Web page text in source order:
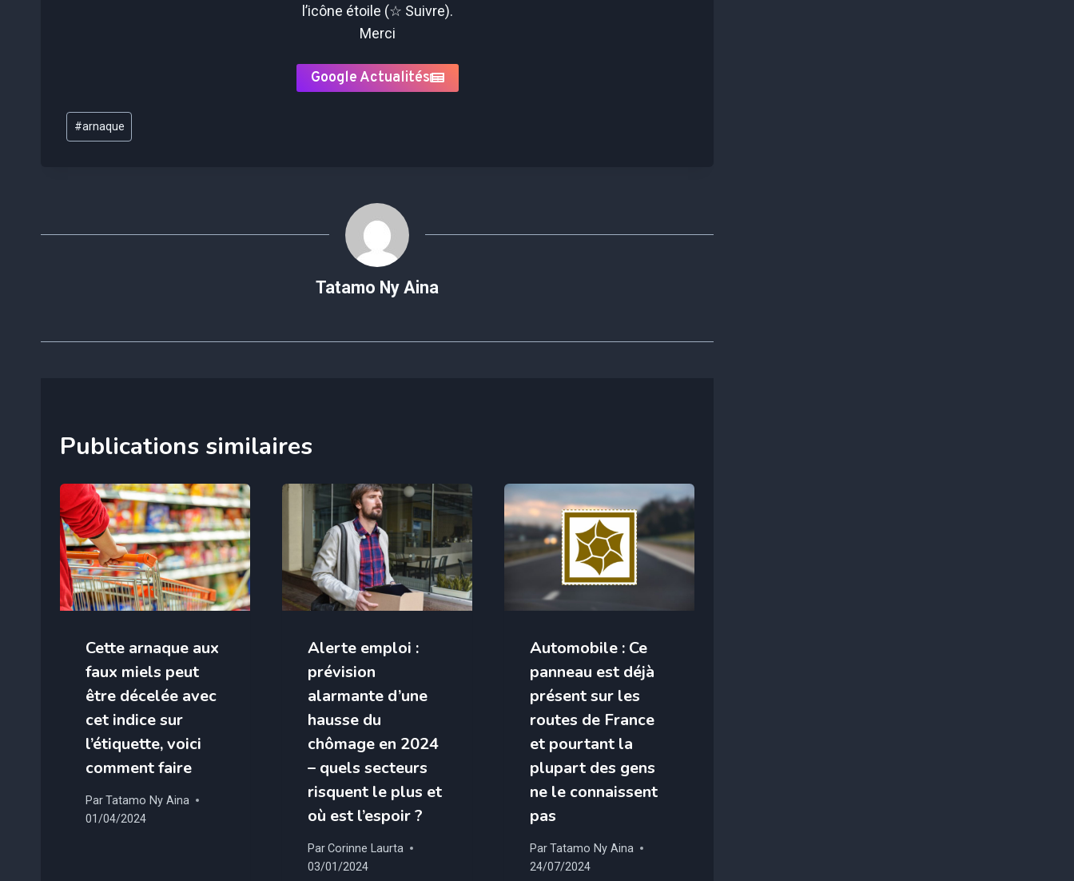
l’icône étoile (☆ Suivre).
Merci
Google Actualités
Étiquettes
de
#arnaque
Tatamo Ny Aina
Publications similaires
Cette arnaque aux
faux miels peut
être décelée avec
cet indice sur
l’étiquette, voici
comment faire
ParTatamo Ny Aina
01/04/2024
Alerte emploi :
prévision
alarmante d’une
hausse du
chômage en 2024
– quels secteurs
risquent le plus et
où est l’espoir ?
ParCorinne Laurta
03/01/2024
Automobile : Ce
panneau est déjà
présent sur les
routes de France
et pourtant la
plupart des gens
ne le connaissent
pas
ParTatamo Ny Aina
24/07/2024